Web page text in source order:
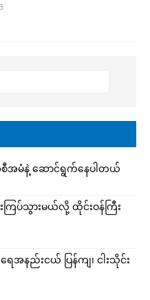
အမံနဲ့ ဆောင်ရွက်နေပါတယ်
ြပ်သွားမယ်လို့ ထိုင်းဝန်ကြီး
အနည်းငယ် ပြန်ကျ၊ ငါးသိုင်း